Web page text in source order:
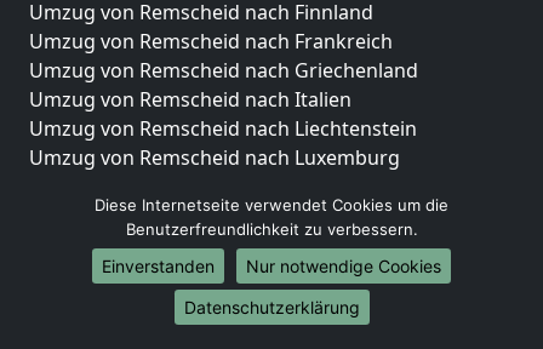
Umzug von Remscheid nach Finnland
Umzug von Remscheid nach Frankreich
Umzug von Remscheid nach Griechenland
Umzug von Remscheid nach Italien
Umzug von Remscheid nach Liechtenstein
Umzug von Remscheid nach Luxemburg
Umzug von Remscheid nach Norwegen
Umzüge-Deutschlandweit
Umzug von Remscheid nach Berlin
Umzug von Remscheid nach Hamburg
Diese Internetseite verwendet Cookies um die
Benutzerfreundlichkeit zu verbessern.
Einverstanden
Nur notwendige Cookies
Datenschutzerklärung